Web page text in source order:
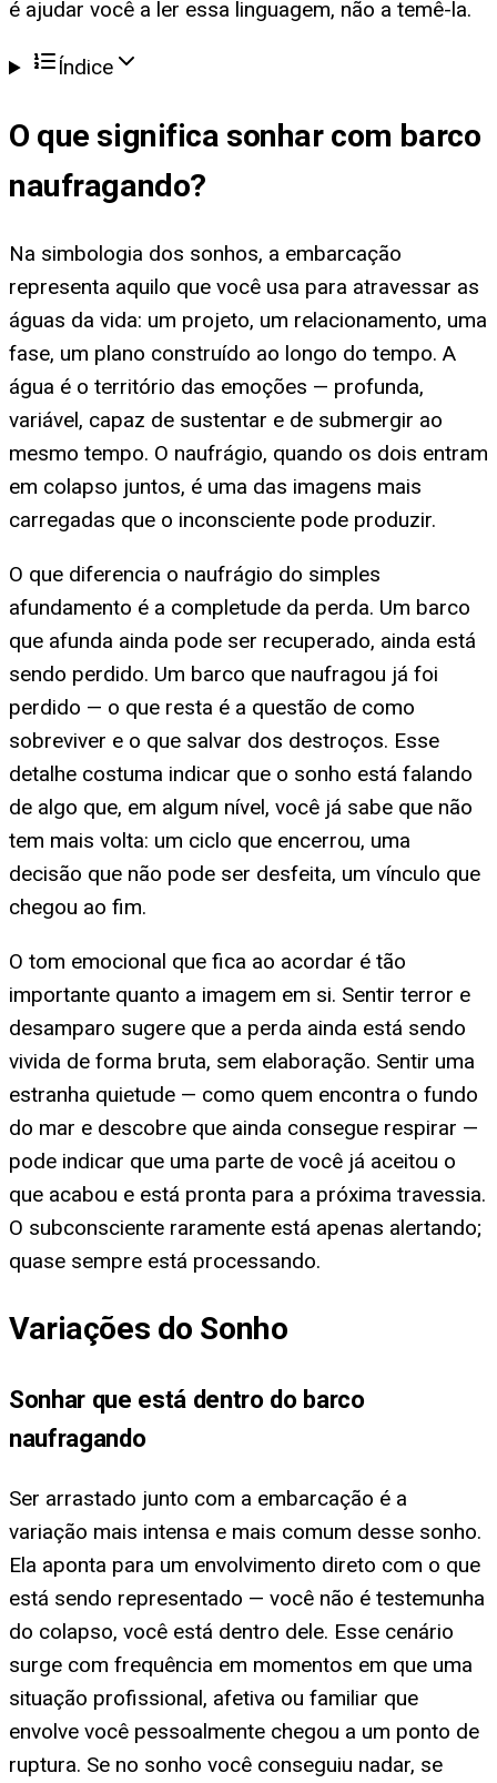
é ajudar você a ler essa linguagem, não a temê-la.
Índice
O que significa sonhar com barco
naufragando?
Na simbologia dos sonhos, a embarcação
representa aquilo que você usa para atravessar as
águas da vida: um projeto, um relacionamento, uma
fase, um plano construído ao longo do tempo. A
água é o território das emoções — profunda,
variável, capaz de sustentar e de submergir ao
mesmo tempo. O naufrágio, quando os dois entram
em colapso juntos, é uma das imagens mais
carregadas que o inconsciente pode produzir.
O que diferencia o naufrágio do simples
afundamento é a completude da perda. Um barco
que afunda ainda pode ser recuperado, ainda está
sendo perdido. Um barco que naufragou já foi
perdido — o que resta é a questão de como
sobreviver e o que salvar dos destroços. Esse
detalhe costuma indicar que o sonho está falando
de algo que, em algum nível, você já sabe que não
tem mais volta: um ciclo que encerrou, uma
decisão que não pode ser desfeita, um vínculo que
chegou ao fim.
O tom emocional que fica ao acordar é tão
importante quanto a imagem em si. Sentir terror e
desamparo sugere que a perda ainda está sendo
vivida de forma bruta, sem elaboração. Sentir uma
estranha quietude — como quem encontra o fundo
do mar e descobre que ainda consegue respirar —
pode indicar que uma parte de você já aceitou o
que acabou e está pronta para a próxima travessia.
O subconsciente raramente está apenas alertando;
quase sempre está processando.
Variações do Sonho
Sonhar que está dentro do barco
naufragando
Ser arrastado junto com a embarcação é a
variação mais intensa e mais comum desse sonho.
Ela aponta para um envolvimento direto com o que
está sendo representado — você não é testemunha
do colapso, você está dentro dele. Esse cenário
surge com frequência em momentos em que uma
situação profissional, afetiva ou familiar que
envolve você pessoalmente chegou a um ponto de
ruptura. Se no sonho você conseguiu nadar, se